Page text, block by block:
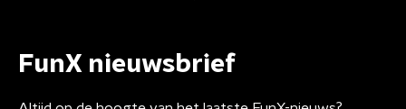
FunX nieuwsbrief